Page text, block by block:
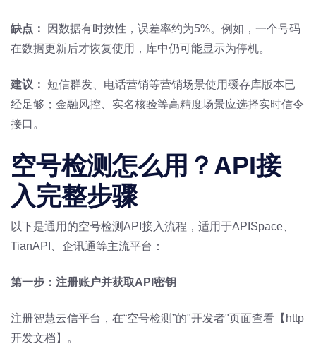
缺点：
因数据有时效性，误差率约为5%。例如，一个号码
在数据更新后才恢复使用，库中仍可能显示为停机。
建议： 短信群发、电话营销等营销场景使用缓存库版本已
经足够；金融风控、实名核验等高精度场景应选择实时信令
接口。
空号检测怎么用？API接
入完整步骤
以下是通用的空号检测API接入流程，适用于APISpace、
TianAPI、企讯通等主流平台：
第一步：注册账户并获取API密钥
注册智慧云信平台，在“空号检测”的"开发者"页面查看【http
开发文档】。